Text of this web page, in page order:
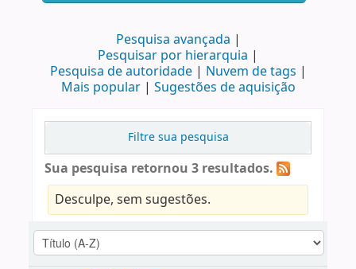
Pesquisa avançada
Pesquisar por hierarquia
Pesquisa de autoridade
Nuvem de tags
Mais popular
Sugestões de aquisição
Filtre sua pesquisa
Sua pesquisa retornou 3 resultados.
Desculpe, sem sugestões.